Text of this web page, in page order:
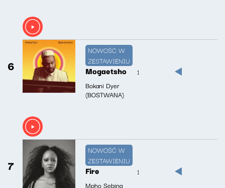
6
NOWOŚĆ W
ZESTAWIENIU
Mogaetsho
Bokani Dyer
(BOSTWANA)
1
7
NOWOŚĆ W
ZESTAWIENIU
Fire
Mpho Sebina
1